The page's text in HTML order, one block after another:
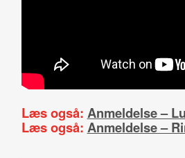
Læs også: Anmeldelse –
Læs også: Anmeldelse –